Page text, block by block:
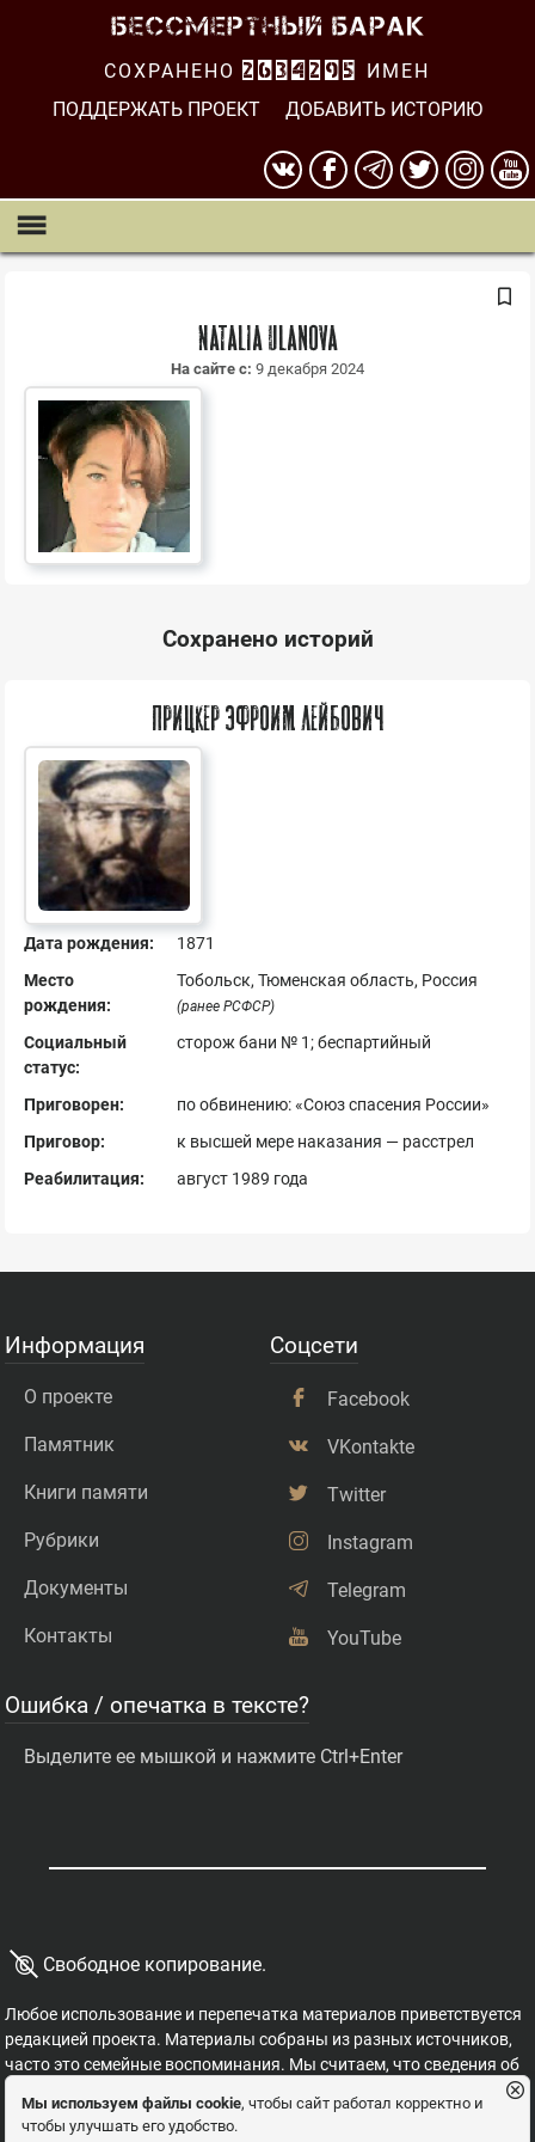
СОХРАНЕНО 2634295
ИМЕН
ПОДДЕРЖАТЬ ПРОЕКТ
ДОБАВИТЬ ИСТОРИЮ
Natalia Ulanova
На сайте с: 9 декабря 2024
Сохранено историй
Прицкер Эфроим Лейбович
Дата рождения:
1871
Место
рождения:
Тобольск, Тюменская область, Россия
(ранее РСФСР)
Социальный
статус:
сторож бани № 1; беспартийный
Приговорен:
по обвинению: «Союз спасения России»
Приговор:
к высшей мере наказания — расстрел
Реабилитация:
август 1989 года
Информация
О проекте
Памятник
Книги памяти
Рубрики
Документы
Контакты
Соцсети
Facebook
VKontakte
Twitter
Instagram
Telegram
YouTube
Ошибка / опечатка в тексте?
Выделите ее мышкой и нажмите Ctrl+Enter
© Свободное копирование.
Любое использование и перепечатка материалов приветствуется
редакцией проекта. Материалы собраны из разных источников,
часто это семейные воспоминания. Мы считаем, что сведения об
этих важных страницах истории должны быть свободными для
распространения, на них не могут накладываться никакие
Мы используем файлы cookie, чтобы сайт работал корректно и
чтобы улучшать его удобство.